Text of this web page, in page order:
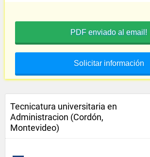
PDF enviado al email!
Solicitar información
Tecnicatura universitaria en
Administracion (Cordón,
Montevideo)